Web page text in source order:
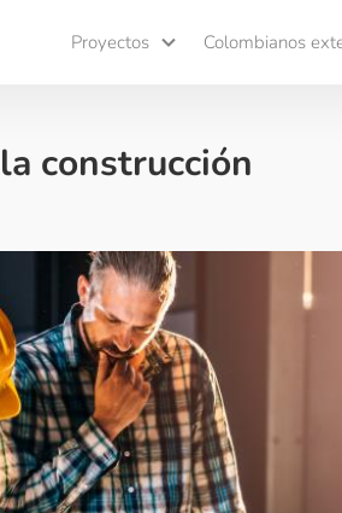
Proyectos Colombianos
construcción